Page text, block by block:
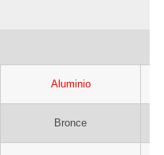
Aluminio
Bronce